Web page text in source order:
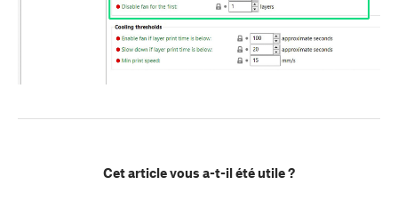
Cet article vous a-t-il été utile ?